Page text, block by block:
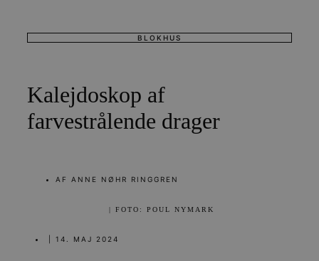
BLOKHUS
Kalejdoskop af
farvestrålende drager
AF ANNE NØHR RINGGREN
| FOTO: POUL NYMARK
14. MAJ 2024